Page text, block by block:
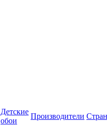
Детские
обои
Производители